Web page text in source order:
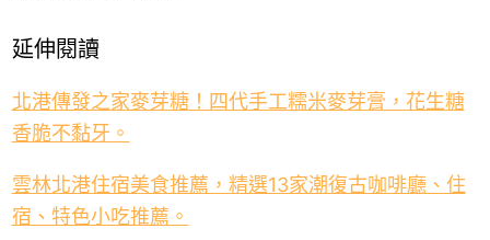
延伸閱讀
北港傳發之家麥芽糖！四代手工糯米麥芽膏，花生糖
香脆不黏牙。
雲林北港住宿美食推薦，精選13家潮復古咖啡廳、住
宿、特色小吃推薦。